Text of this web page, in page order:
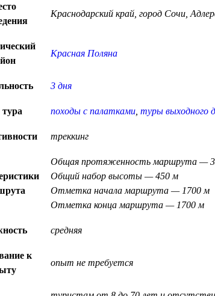
Краснодарский край, город Сочи,
Красная Поляна
3 дня
походы с палатками ,туры выходного
треккинг
Общая протяженность маршрута —
Общий набор высоты — 450 м
Отметка начала маршрута — 1700 м
Отметка конца маршрута — 1700 м
средняя
к
опыт не требуется